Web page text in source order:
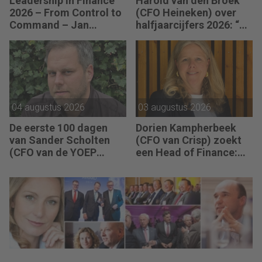
2026 – From Control to
Command – Jan
Hendrik van Gilst (CFO
van The Protein
Brewery): “Je moet
vaak met relatief weinig
data toch knopen
doorhakken.”
(CFO Heineken) over
halfjaarcijfers 2026: “De
strategie werkt en de
vooruitgang is
zichtbaar.”
04 augustus 2026
De eerste 100 dagen
van Sander Scholten
(CFO van de YOEP
sturing werkt pas echt
als mensen begrijpen
waarom keuzes nodig
zijn.”
03 augustus 2026
Dorien Kampherbeek
(CFO van Crisp) zoekt
een Head of Finance:
performance driven
worden.”